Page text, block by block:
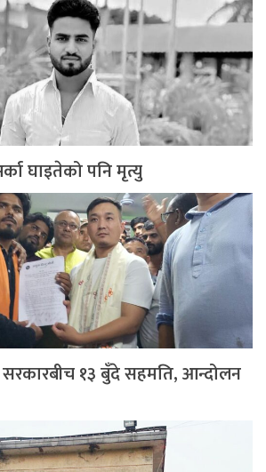
घाइतेको पनि मृत्यु
सरकारबीच १३ बुँदे सहमति, आन्दोलन